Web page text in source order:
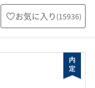
お気に入り (15936)